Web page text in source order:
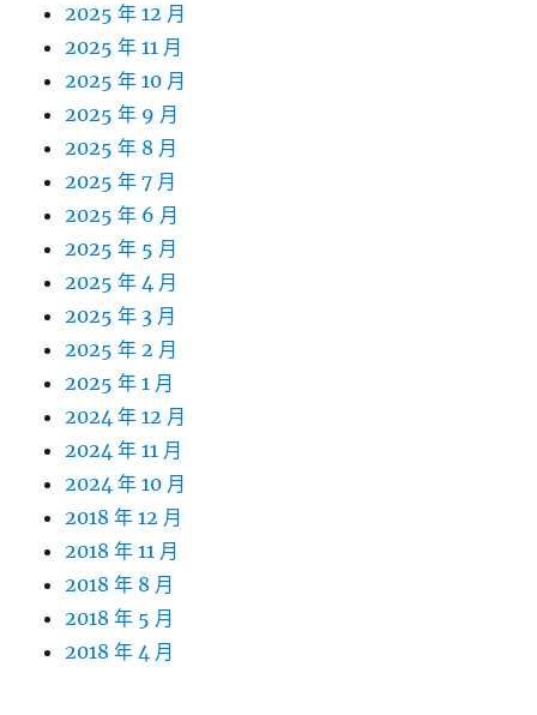
2025 年 12 月
2025 年 11 月
2025 年 10 月
2025 年 9 月
2025 年 8 月
2025 年 7 月
2025 年 6 月
2025 年 5 月
2025 年 4 月
2025 年 3 月
2025 年 2 月
2025 年 1 月
2024 年 12 月
2024 年 11 月
2024 年 10 月
2018 年 12 月
2018 年 11 月
2018 年 8 月
2018 年 5 月
2018 年 4 月